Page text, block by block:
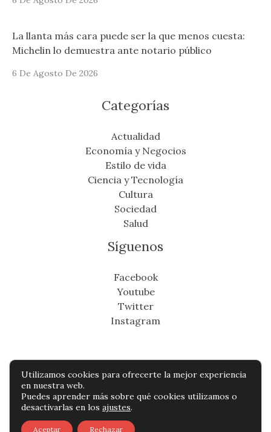
La llanta más cara puede ser la que menos cuesta:
Michelin lo demuestra ante notario público
6 De Agosto De 2026
Categorías
Actualidad
Economía y Negocios
Estilo de vida
Ciencia y Tecnología
Cultura
Sociedad
Salud
Síguenos
Facebook
Youtube
Twitter
Instagram
Copyright © Todos os direitos reservados -
eldistritonoticias.com
Política de privacidad
Utilizamos cookies para ofrecerte la mejor experiencia
en nuestra web.
Puedes aprender más sobre qué cookies utilizamos o
desactivarlas en los ajustes.
Aceptar Rechazar